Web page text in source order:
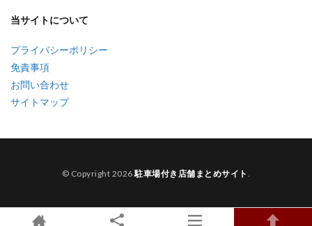
当サイトについて
プライバシーポリシー
免責事項
お問い合わせ
サイトマップ
© Copyright 2026駐車場付き店舗まとめサイト